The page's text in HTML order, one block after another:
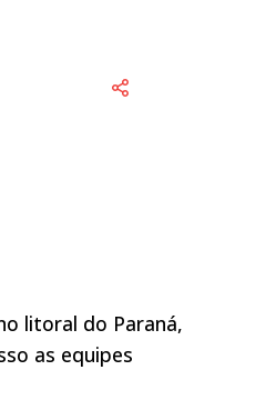
litoral do Paraná,
as equipes